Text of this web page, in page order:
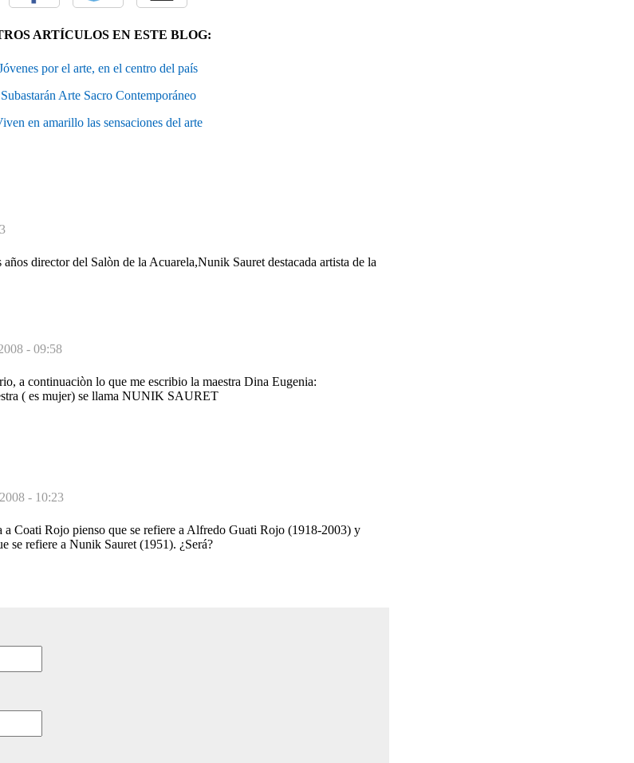
ARTÍCULOS EN ESTE BLOG:
por el arte, en el centro del país
Subastarán Arte Sacro Contemporáneo
en amarillo las sensaciones del arte
director del Salòn de la Acuarela,Nunik Sauret destacada artista de la
- 09:58
a continuaciòn lo que me escribio la maestra Dina Eugenia:
( es mujer) se llama NUNIK SAURET
- 10:23
a Coati Rojo pienso que se refiere a Alfredo Guati Rojo (1918-2003) y
se refiere a Nunik Sauret (1951). ¿Será?